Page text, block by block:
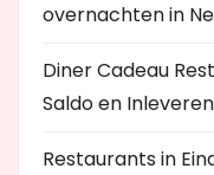
overnachten in
Diner Cadeau
Saldo en Inleveren
Restaurants in